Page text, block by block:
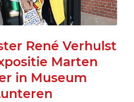
René Verhulst
Marten
in Museum